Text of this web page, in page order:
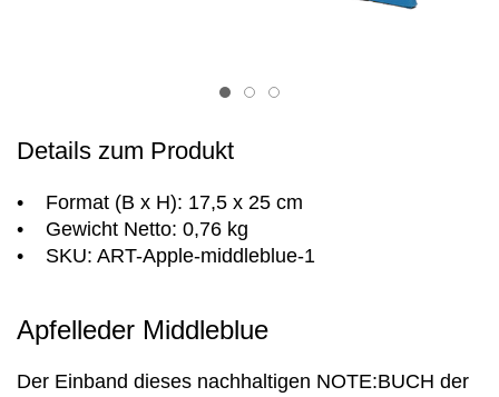
Item 1
Item 2Item 3
Details zum Produkt
• Format (B x H): 17,5 x 25 cm
• Gewicht Netto: 0,76 kg
• SKU: ART-Apple-middleblue-1
Apfelleder Middleblue
Der Einband dieses nachhaltigen NOTE:BUCH der